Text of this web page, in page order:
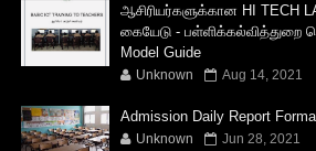
ஆசிரியர்களுக்கான HI TECH
கையேடு - பள்ளிக்கல்வித்துறை
Model Guide
Unknown Aug 14, 2021
Admission Daily Report
Unknown Jun 28, 2021